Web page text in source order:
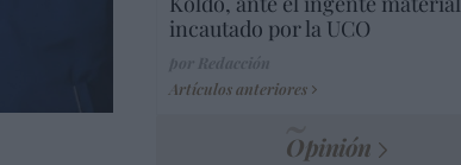
incautado por la UCO
Artículos anteriores
Opinión